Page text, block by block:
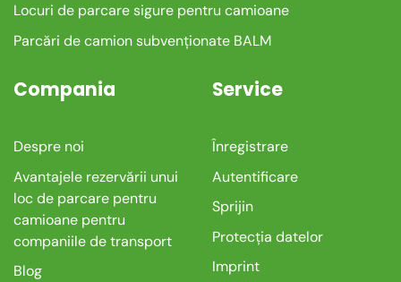
Locuri de parcare sigure pentru camioane
Parcări de camion subvenționate BALM
Compania
Despre noi
Avantajele rezervării unui
loc de parcare pentru
camioane pentru
companiile de transport
Blog
Service
Înregistrare
Autentificare
Sprijin
Protecția datelor
Imprint